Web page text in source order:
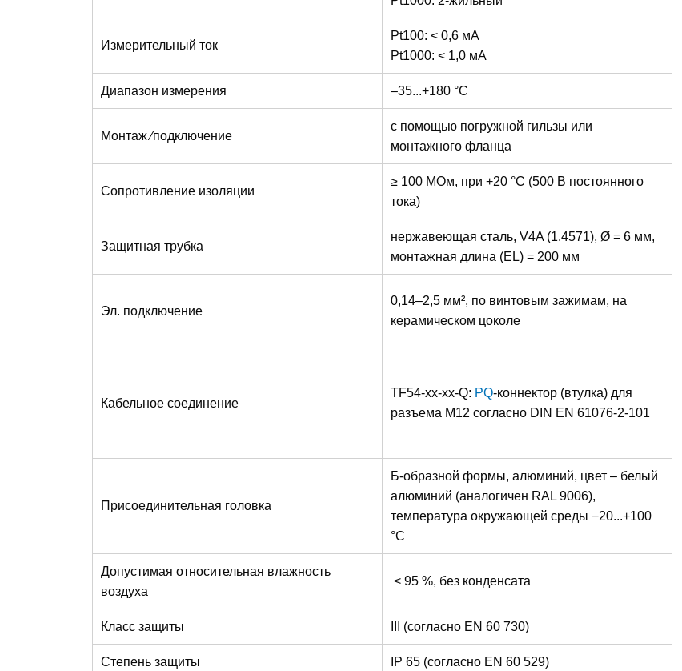
Измерительный ток
Pt100: < 0,6 мА
Pt1000: < 1,0 мА
Диапазон измерения –35...+180 °C
Монтаж ⁄подключение
с помощью погружной гильзы или
монтажного фланца
Сопротивление изоляции
≥ 100 МОм, при +20 °C (500 B постоянного
тока)
Защитная трубка
нержавеющая сталь, V4A (1.4571), Ø = 6 мм,
монтажная длина (EL) = 200 мм
Эл. подключение
0,14–2,5 мм², по винтовым зажимам, на
керамическом цоколе
Кабельное соединение
TF54-xx-xx-Q: PQ-коннектор (втулка) для
разъема M12 согласно DIN EN 61076-2-101
Присоединительная головка
Б-образной формы, алюминий, цвет – белый
алюминий (аналогичен RAL 9006),
температура окружающей среды −20...+100
°C
Допустимая относительная влажность
воздуха
< 95 %, без конденсата
Класс защиты III (согласно EN 60 730)
Степень защиты IP 65 (согласно EN 60 529)